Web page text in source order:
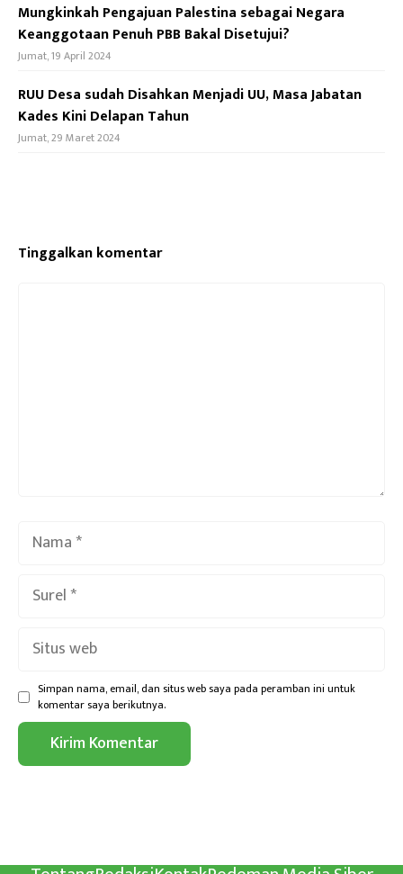
Mungkinkah Pengajuan Palestina sebagai Negara
Keanggotaan Penuh PBB Bakal Disetujui?
Jumat, 19 April 2024
RUU Desa sudah Disahkan Menjadi UU, Masa Jabatan
Kades Kini Delapan Tahun
Jumat, 29 Maret 2024
Tinggalkan komentar
web
Simpan nama, email, dan situs web saya pada peramban ini untuk
komentar saya berikutnya.